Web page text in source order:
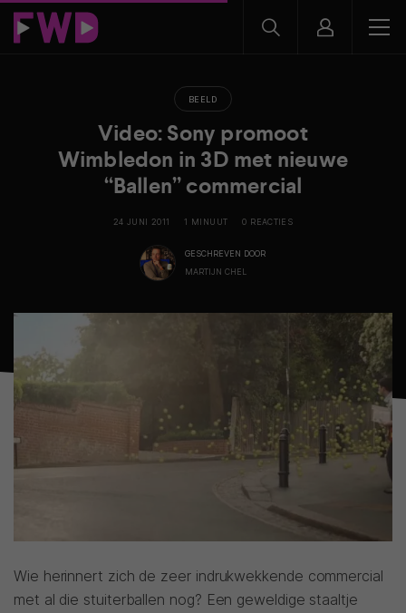
BEELD
Video: Sony promoot
Wimbledon in 3D met nieuwe
“Ballen” commercial
24 JUNI 2011 1 MINUUT 0 REACTIES
GESCHREVEN DOOR
MARTIJN CHEL
Wie herinnert zich de zeer indrukwekkende commercial
met al die stuiterballen nog? Een geweldige staaltje